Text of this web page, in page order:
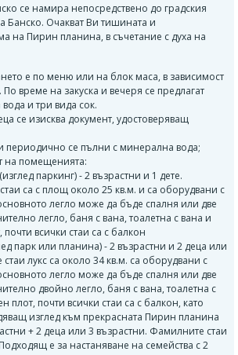
се намира непосредствено до градския
Банско. Очакват Ви тишината и
на Пирин планина, в съчетание с духа на
е по меню или на блок маса, в зависимост
По време на закуска и вечеря се предлагат
и три вида сок.
се изисква документ, удостоверяващ
периодично се пълни с минерална вода;
на помещенията:
паркинг) - 2 възрастни и 1 дете.
са с площ около 25 кв.м. и са оборудвани с
легло може да бъде спалня или две
легло, баня с вана, тоалетна с вана и
всички стаи са с балкон
парк или планина) - 2 възрастни и 2 деца или
лукс са около 34 кв.м. са оборудвани с
легло може да бъде спалня или две
двойно легло, баня с вана, тоалетна с
плот, почти всички стаи са с балкон, като
изглед към прекрасната Пирин планина
+ 2 деца или 3 възрастни. Фамилните стаи
е за настаняване на семейства с 2